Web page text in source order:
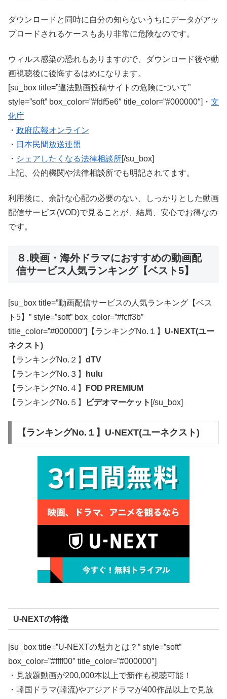
ダウンロードと同時に自分の知らないうちにデータがアッ
プロードされるケースもあり非常に危険なのです。
ウィルス感染の恐れもありますので、ダウンロード後や動
画視聴後に後悔するはめになります。
[su_box title=”違法動画投稿サイトの危険について”
style=”soft” box_color=”#fdf5e6″ title_color=”#000000″]・ 文
化庁
・ 政府広報オンライン
・ 日本民間放送連盟
・ シェアしたくなる法律相談所[/su_box]
上記、公的機関や法律相談所でも明記されてます。
利用後に、余計な心配の必要のない、しっかりとした動画
配信サービス(VOD)で見ることが、結局、安心でお得なの
です。
８.映画・海外ドラマにおすすめの動画配
信サービス人気ランキング【ベスト5】
[su_box title=”動画配信サービスの人気ランキング【ベス
ト5】” style=”soft” box_color=”#fcff3b”
title_color=”#000000″]【ランキングNo.１】 U-NEXT(ユー
ネクスト)
【ランキングNo.２】 dTV
【ランキングNo.３】
hulu
【ランキングNo.４】
FOD PREMIUM
【ランキングNo.５】
ビデオマーケット [/su_box]
【ランキングNo.１】U-NEXT(ユーネクスト)
U-NEXTの特徴
[su_box title=”U-NEXTの魅力とは？” style=”soft”
box_color=”#ffff00″ title_color=”#000000″]
・見放題動画が200,000本以上で新作も視聴可能！
・韓国ドラマ(韓流)やアジアドラマが400作品以上で見放